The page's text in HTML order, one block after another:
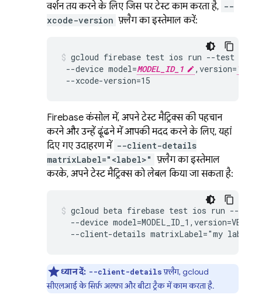
वर्शन तय करने के लिए जिस पर टेस्ट काम करता है, --
xcode-version फ़्लैग का इस्तेमाल करें:
gcloud firebase test ios run --test
--device model=MODEL_ID_1 ,version=
--xcode-version=15
Firebaseकंसोल में, अपने टेस्ट मैट्रिक्स की पहचान
करने और उन्हें ढूंढने में आपकी मदद करने के लिए, यहां
दिए गए उदाहरण में --client-details
matrixLabel="<label>" फ़्लैग का इस्तेमाल
करके, अपने टेस्ट मैट्रिक्स को लेबल किया जा सकता है:
gcloud beta firebase test ios run --test
--device
  --client-details matrixLabel="my label"
ध्यान दें: --client-detailsफ़्लैग, gcloud
सीएलआई के सिर्फ़ अल्फ़ा और बीटा ट्रैक में काम करता है.